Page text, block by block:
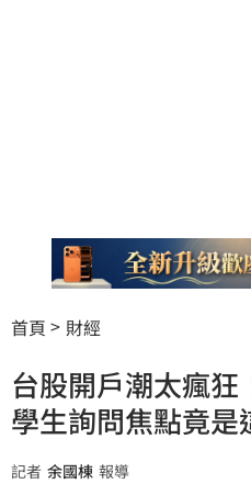
首頁 財經
台股開戶潮太瘋
學生詢問焦點竟是
記者 余國棟 報導